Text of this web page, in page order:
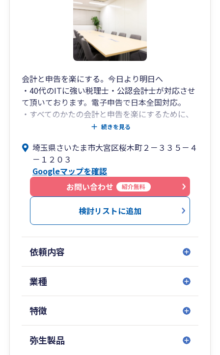
書を作成しております。
会計と申告を楽にする。今日より明日へ
・40代のITに強い税理士・公認会計士が対応させ
て頂いております。電子申告で日本全国対応。
・すべてのかたの会計と申告を楽にするために、
クラウド会計の導入支援を積極的に行っていま
・経理の効率化や自動化に興味をお持ちのかたも
多いと思います。インボイス、電帳法のお悩み解
決やキャッシュレス決済導入と経理のDX化は当事
務所にお任せください。小売り・飲食店や理美容
室へのPOSレジ導入といった実務支援から、給与
や勤怠管理といった給与計算と会計記帳の一気通
貫の仕組みも支援しています。
環境です。PC操作が苦手な方には必要に応じて遠
隔操作での会計ソフトの設定や共有クラウドドラ
イブの設定のご支援も行っています。
験を活かした経営相談と資金繰りや資金調達のお
悩み相談はもちろんのこと、金融機関の担当者さ
んのご紹介・立ち合いも相談可能です。
続きを見る
埼玉県さいたま市大宮区桜木町２－３３５－４
－１２０３
Googleマップを確認
お問い合わせ
紹介無料
検討リストに追加
依頼内容
業種
特徴
弥生製品